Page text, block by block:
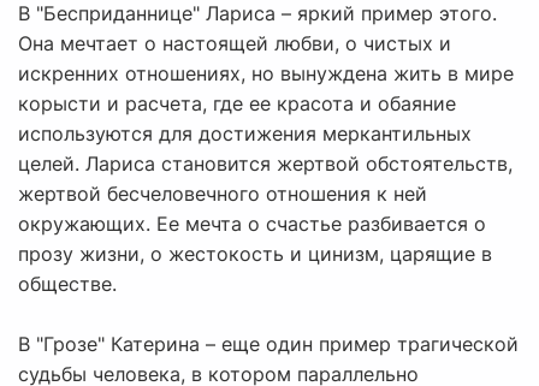
В "Бесприданнице" Лариса – яркий пример этого.
Она мечтает о настоящей любви, о чистых и
искренних отношениях, но вынуждена жить в мире
корысти и расчета, где ее красота и обаяние
используются для достижения меркантильных
целей. Лариса становится жертвой обстоятельств,
жертвой бесчеловечного отношения к ней
окружающих. Ее мечта о счастье разбивается о
прозу жизни, о жестокость и цинизм, царящие в
обществе.
В "Грозе" Катерина – еще один пример трагической
судьбы человека, в котором параллельно